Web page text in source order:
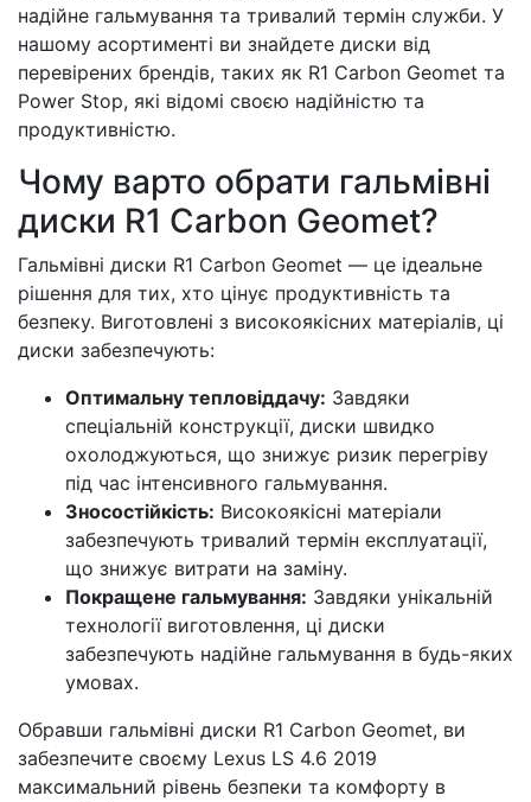
надійне гальмування та тривалий термін служби. У
нашому асортименті ви знайдете диски від
перевірених брендів, таких як R1 Carbon Geomet та
Power Stop, які відомі своєю надійністю та
продуктивністю.
Чому варто обрати гальмівні
диски R1 Carbon Geomet?
Гальмівні диски R1 Carbon Geomet — це ідеальне
рішення для тих, хто цінує продуктивність та
безпеку. Виготовлені з високоякісних матеріалів, ці
диски забезпечують:
Оптимальну тепловіддачу: Завдяки
спеціальній конструкції, диски швидко
охолоджуються, що знижує ризик перегріву
під час інтенсивного гальмування.
Зносостійкість: Високоякісні матеріали
забезпечують тривалий термін експлуатації,
що знижує витрати на заміну.
Покращене гальмування: Завдяки унікальній
технології виготовлення, ці диски
забезпечують надійне гальмування в будь-яких
умовах.
Обравши гальмівні диски R1 Carbon Geomet, ви
забезпечите своєму Lexus LS 4.6 2019
максимальний рівень безпеки та комфорту в